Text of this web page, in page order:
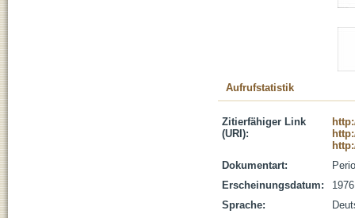
Aufrufstatistik
Zitierfähiger Link
(URI):
Dokumentart:
Erscheinungsdatum:
1976
Sprache: